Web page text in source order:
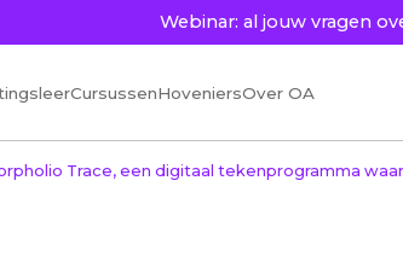
Webinar: al jouw vragen
CursussenHoveniersOver OA
Trace, een digitaal tekenprogramma